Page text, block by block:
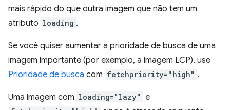
mais rápido do que outra imagem que não tem um
atributo loading .
Se você quiser aumentar a prioridade de busca de uma
imagem importante (por exemplo, a imagem LCP), use
Prioridade de busca com fetchpriority="high" .
Uma imagem com loading="lazy" e